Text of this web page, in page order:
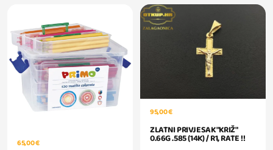
65,00 €
95,00 €
ZLATNI PRIVJESAK "KRIŽ"
0.66G .585 (14K) / R1, RATE !!